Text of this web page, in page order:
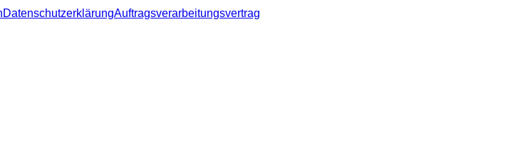
DatenschutzerklärungAuftragsverarbeitungsvertrag